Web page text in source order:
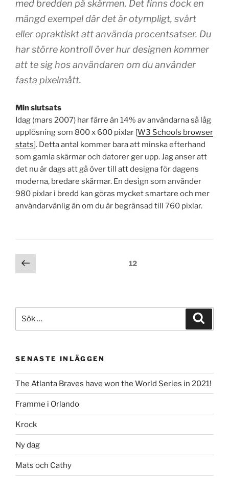
med bredden på skärmen. Det finns dock en
mängd exempel där det är otympligt, svårt
eller opraktiskt att använda procentsatser. Du
har större kontroll över hur designen kommer
att te sig hos användaren om du använder
fasta pixelmått.
Min slutsats
Idag (mars 2007) har färre än 14% av användarna så låg
upplösning som 800 x 600 pixlar [W3 Schools browser
stats]. Detta antal kommer bara att minska efterhand
som gamla skärmar och datorer ger upp. Jag anser att
det nu är dags att gå över till att designa för dagens
moderna, bredare skärmar. En design som använder
980 pixlar i bredd kan göras mycket smartare och mer
användarvänlig än om du är begränsad till 760 pixlar.
Inläggsnavigering
Föregående
sida
Sida12
efter:
SENASTE INLÄGGEN
The Atlanta Braves have won the World Series in 2021!
Framme i Orlando
Krock
Ny dag
Mats och Cathy